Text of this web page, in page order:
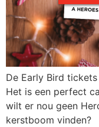
De Early Bird
Het is een perfect
wilt er nou geen
kerstboom vinden?